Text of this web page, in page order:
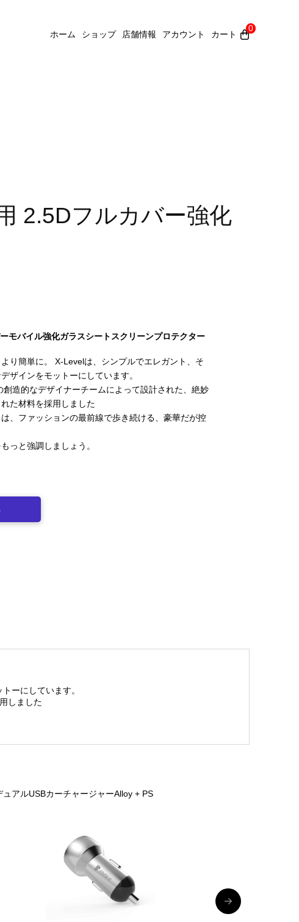
ホーム ショップ 店舗情報 アカウント カート
0
2.5Dフルカバー強化
モバイル強化ガラスシートスクリーンプロテクター
り簡単に。 X-Levelは、シンプルでエレガント、そ
ザインをモットーにしています。
創造的なデザイナーチームによって設計された、絶妙
た材料を採用しました
、ファッションの最前線で歩き続ける、豪華だが控
っと強調しましょう。
ーにしています。
しました
ュアルUSBカーチャージャーAlloy + PS